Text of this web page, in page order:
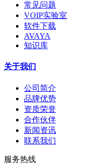
常见问题
VOIP实验室
软件下载
AVAYA
知识库
关于我们
公司简介
品牌优势
资质荣誉
合作伙伴
新闻资讯
联系我们
服务热线